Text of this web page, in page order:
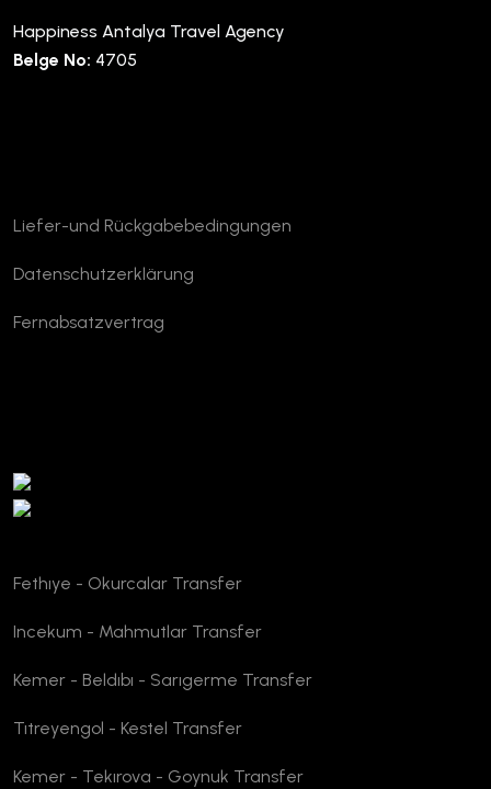
Happiness Antalya Travel Agency
Belge No: 4705
Liefer-und Rückgabebedingungen
Datenschutzerklärung
Fernabsatzvertrag
Fethıye - Okurcalar Transfer
Incekum - Mahmutlar Transfer
Kemer - Beldıbı - Sarıgerme Transfer
Tıtreyengol - Kestel Transfer
Kemer - Tekırova - Goynuk Transfer